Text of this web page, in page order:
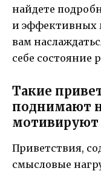
найдете
и эффективных
вам
себе состояние
Такие
поднимают
мотивируют
Приветствия,
смысловые